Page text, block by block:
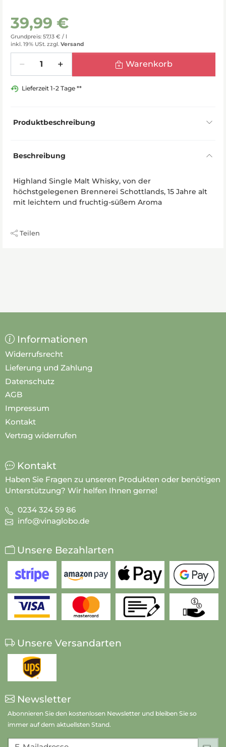
39,99 €
Grundpreis: 57,13 € / l
inkl. 19% USt. zzgl. Versand
Warenkorb
Lieferzeit 1-2 Tage **
Produktbeschreibung
Beschreibung
Highland Single Malt Whisky, von der
höchstgelegenen Brennerei Schottlands, 15 Jahre alt
mit leichtem und fruchtig-süßem Aroma
Teilen
Informationen
Widerrufsrecht
Lieferung und Zahlung
Datenschutz
AGB
Impressum
Kontakt
Vertrag widerrufen
Kontakt
Haben Sie Fragen zu unseren Produkten oder benötigen
Unterstützung? Wir helfen Ihnen gerne!
0234 324 59 86
info@vinaglobo.de
Unsere Bezahlarten
Unsere Versandarten
Newsletter
Abonnieren Sie den kostenlosen Newsletter und bleiben Sie so
immer auf dem aktuellsten Stand.
E-Mailadresse